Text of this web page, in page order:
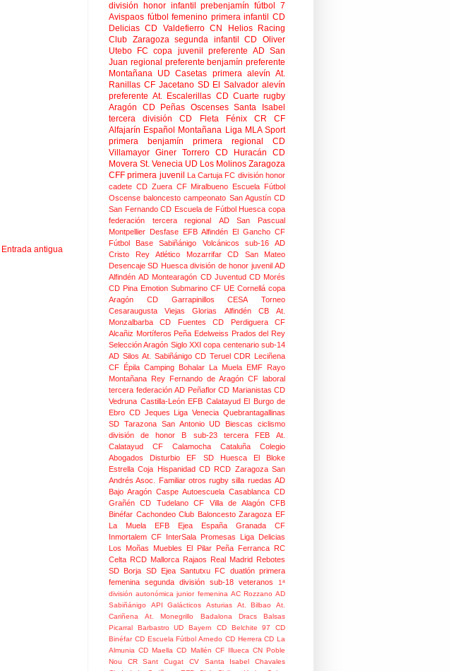
Entrada antigua
división honor infantil
prebenjamín fútbol 7
Avispaos fútbol femenino primera infantil
CD
Delicias CD Valdefierro CN Helios
Racing
Club Zaragoza segunda infantil
CD Oliver
Utebo FC copa juvenil preferente AD San
Juan regional preferente benjamín preferente
Montañana UD Casetas primera alevín At.
Ranillas CF Jacetano SD El Salvador alevín
preferente At. Escalerillas CD Cuarte rugby
Aragón
CD Peñas Oscenses Santa Isabel
tercera división
CD Fleta Fénix CR
CF
Alfajarín Español Montañana Liga MLA Sport
primera benjamín
primera regional
CD
Villamayor Giner Torrero CD Huracán
CD
Movera St. Venecia UD Los Molinos Zaragoza
CFF primera juvenil La Cartuja FC división honor
cadete CD Zuera CF Miralbueno Escuela Fútbol
Oscense baloncesto campeonato San Agustín CD
San Fernando CD Escuela de Fútbol Huesca copa
federación
tercera regional
AD San Pascual
Montpellier Desfase EFB Alfindén El Gancho CF
Fútbol Base Sabiñánigo
Volcánicos sub-16
AD
Cristo Rey
Atlético Mozarrifar
CD San Mateo
Desencaje SD Huesca división de honor juvenil AD
Alfindén AD Montearagón CD Juventud CD Morés
CD Pina Emotion Submarino CF UE Cornellá copa
Aragón
CD Garrapinillos CESA
Torneo
Cesaraugusta
Viejas Glorias Alfindén CB
At.
Monzalbarba
CD Fuentes CD Perdiguera
CF
Alcañiz Mortíferos Peña Edelweiss Prados del Rey
Selección Aragón Siglo XXI copa centenario sub-14
AD Silos At. Sabiñánigo CD Teruel CDR Leciñena
CF Épila Camping Bohalar La Muela EMF Rayo
Montañana Rey Fernando de Aragón CF laboral
tercera federación AD Peñaflor CD Marianistas CD
Vedruna Castilla-León EFB Calatayud El Burgo de
Ebro CD Jeques Liga Venecia Quebrantagallinas
SD Tarazona San Antonio UD Biescas
ciclismo
división de honor B
sub-23 tercera FEB
At.
Calatayud
CF Calamocha Cataluña
Colegio
Abogados
Disturbio EF SD Huesca
El Bloke
Estrella Coja Hispanidad CD RCD Zaragoza San
Andrés Asoc. Familiar otros rugby silla ruedas AD
Bajo Aragón Caspe Autoescuela Casablanca CD
Grañén
CD Tudelano CF Villa de Alagón
CFB
Binéfar Cachondeo Club Baloncesto Zaragoza EF
La Muela
EFB Ejea España
Granada CF
Inmortalem CF InterSala Promesas
Liga Delicias
Los Moñas
Muebles El Pilar Peña Ferranca RC
Celta RCD Mallorca Rajaos Real Madrid Rebotes
SD Borja SD Ejea Santutxu FC duatlón primera
femenina segunda división sub-18 veteranos
1ª
división autonómica junior femenina AC Rozzano AD
Sabiñánigo
API Galácticos Asturias At. Bilbao
At.
Cariñena
At. Monegrillo Badalona Dracs
Balsas
Picarral
Barbastro UD Bayern CD Belchite 97
CD
Binéfar CD Escuela Fútbol Arnedo CD Herrera CD La
Almunia CD Maella CD Mallén CF Illueca CN Poble
Nou
CR Sant Cugat CV Santa Isabel
Chavales